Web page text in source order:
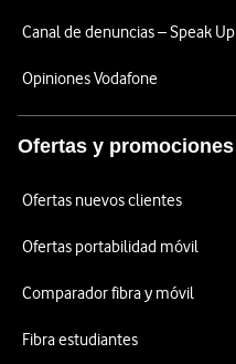
Canal de denuncias – Speak Up
Opiniones Vodafone
Ofertas y promociones
Ofertas nuevos clientes
Ofertas portabilidad móvil
Comparador fibra y móvil
Fibra estudiantes